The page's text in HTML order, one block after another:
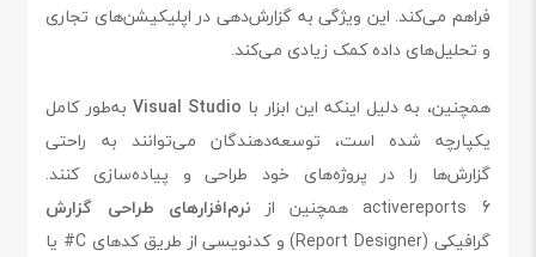
فراهم می‌کند. این ویژگی به گزارش‌دهی در اپلیکیشن‌های تجاری
و تحلیل‌های داده کمک زیادی می‌کند.
همچنین، به دلیل اینکه این ابزار با Visual Studio به‌طور کامل
یکپارچه شده است، توسعه‌دهندگان می‌توانند به راحتی
گزارش‌ها را در پروژه‌های خود طراحی و پیاده‌سازی کنند.
activereports 6 همچنین از
نرم‌افزارهای طراحی گزارش
گرافیکی (Report Designer) و کدنویسی از طریق کدهای C# یا